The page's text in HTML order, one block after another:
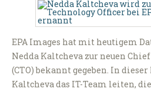
EPA Images hat mit heutigem
Nedda Kaltcheva zur neuen
(CTO) bekannt gegeben. In
Kaltcheva das IT-Team leiten,